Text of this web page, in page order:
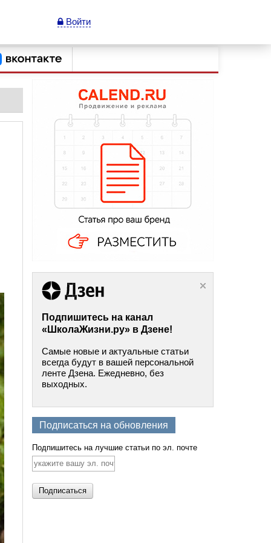
Войти
Подпишитесь на канал
«ШколаЖизни.ру» в Дзене!
Самые новые и актуальные статьи
всегда будут в вашей персональной
ленте Дзена. Ежедневно, без
выходных.
Подписаться на обновления
Подпишитесь на лучшие статьи по эл. почте